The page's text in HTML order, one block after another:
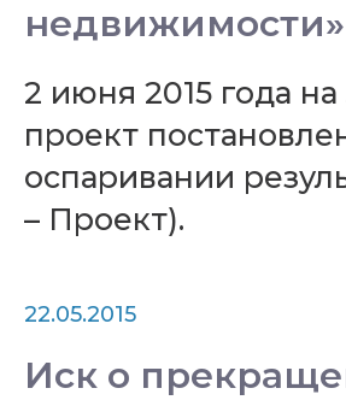
недвижимости»
2 июня 2015 года
проект
оспаривании
– Проект).
22.05.2015
Иск о